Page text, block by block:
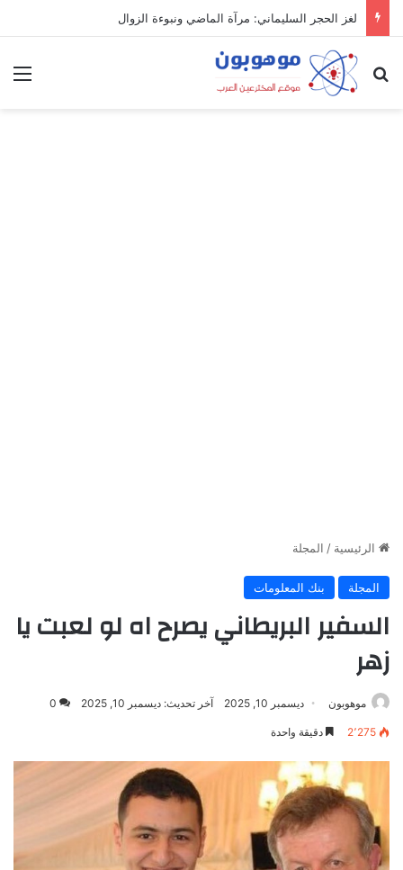
لغز الحجر السليماني: مرآة الماضي ونبوءة الزوال
بحث عن
الرئيسية / المجلة
المجلة بنك المعلومات
السفير البريطاني يصرح اه لو لعبت يا
زهر
موهوبون ديسمبر 10, 2025 آخر تحديث: ديسمبر 10, 2025 0
2٬275 دقيقة واحدة